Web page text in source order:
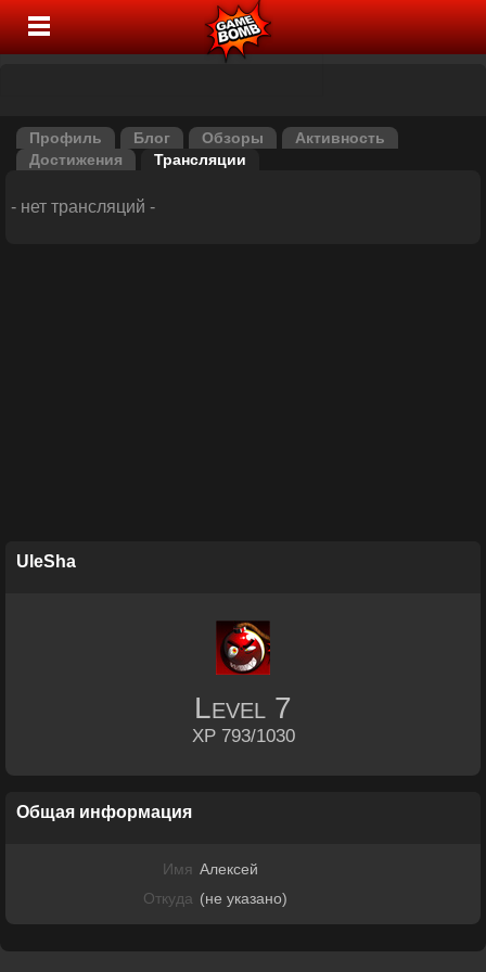
Профиль Блог Обзоры
Активность
Достижения
Трансляции
- нет трансляций -
UleSha
Level 7
XP 793/1030
Общая информация
Имя Алексей
Откуда (не указано)